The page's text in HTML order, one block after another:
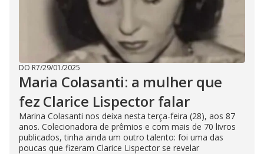
DO R7/29/01/2025
Maria Colasanti: a mulher que
fez Clarice Lispector falar
Marina Colasanti nos deixa nesta terça-feira (28), aos 87
anos. Colecionadora de prêmios e com mais de 70 livros
publicados, tinha ainda um outro talento: foi uma das
poucas que fizeram Clarice Lispector se revelar